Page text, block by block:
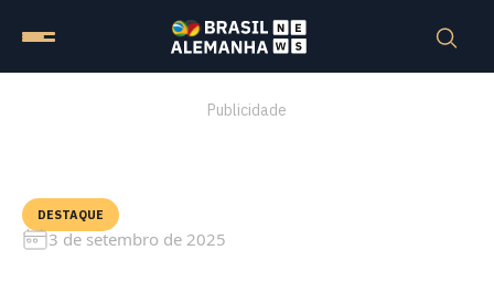
Publicidade
DESTAQUE
3 de setembro de 2025